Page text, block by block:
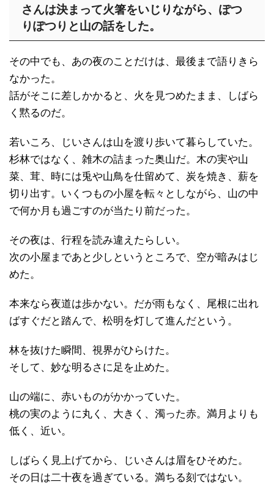
さんは決まって火箸をいじりながら、ぽつ
りぽつりと山の話をした。
その中でも、あの夜のことだけは、最後まで語りきら
なかった。
話がそこに差しかかると、火を見つめたまま、しばら
く黙るのだ。
若いころ、じいさんは山を渡り歩いて暮らしていた。
杉林ではなく、雑木の詰まった奥山だ。木の実や山
菜、茸、時には兎や山鳥を仕留めて、炭を焼き、薪を
切り出す。いくつもの小屋を転々としながら、山の中
で何か月も過ごすのが当たり前だった。
その夜は、行程を読み違えたらしい。
次の小屋まであと少しというところで、空が暗みはじ
めた。
本来なら夜道は歩かない。だが雨もなく、尾根に出れ
ばすぐだと踏んで、松明を灯して進んだという。
林を抜けた瞬間、視界がひらけた。
そして、妙な明るさに足を止めた。
山の端に、赤いものがかかっていた。
桃の実のように丸く、大きく、濁った赤。満月よりも
低く、近い。
しばらく見上げてから、じいさんは眉をひそめた。
その日は二十夜を過ぎている。満ちる刻ではない。